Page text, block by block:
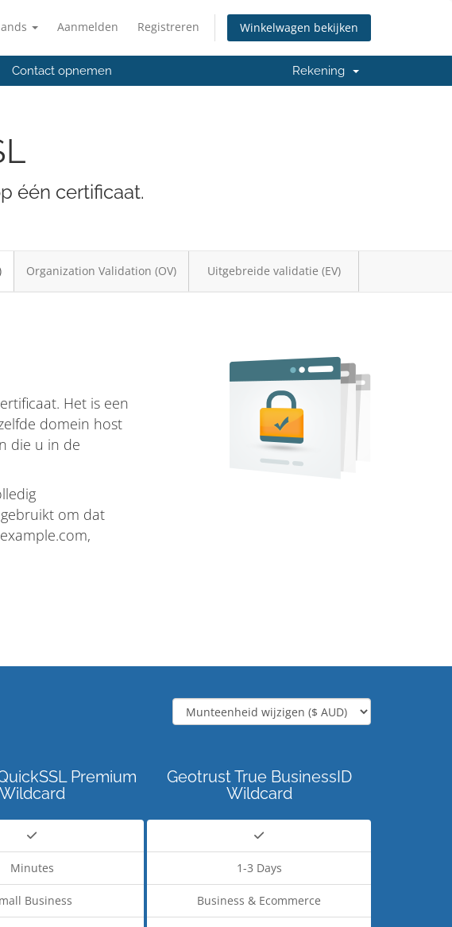
Aanmelden Registreren Winkelwagen bekijken
Contact opnemen Rekening
één certificaat.
Organization Validation (OV) Uitgebreide validatie (EV)
Het is een
domein host
die u in de
om dat
Premium
Wildcard
Minutes
Business
Geotrust True BusinessID
Wildcard
1-3 Days
Business & Ecommerce